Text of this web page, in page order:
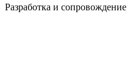
Разработка и сопровождение